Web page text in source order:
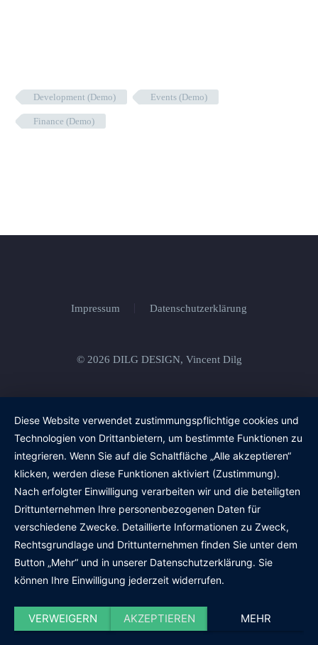
Development (Demo) Events (Demo)
Finance (Demo)
Impressum Datenschutzerklärung
© 2026 DILG DESIGN, Vincent Dilg
Diese Website verwendet zustimmungspflichtige cookies und
Technologien von Drittanbietern, um bestimmte Funktionen zu
integrieren. Wenn Sie auf die Schaltfläche „Alle akzeptieren“
klicken, werden diese Funktionen aktiviert (Zustimmung).
Nach erfolgter Einwilligung verarbeiten wir und die beteiligten
Drittunternehmen Ihre personenbezogenen Daten für
verschiedene Zwecke. Detaillierte Informationen zu Zweck,
Rechtsgrundlage und Drittunternehmen finden Sie unter dem
Button „Mehr“ und in unserer Datenschutzerklärung. Sie
können Ihre Einwilligung jederzeit widerrufen.
VERWEIGERN AKZEPTIEREN MEHR